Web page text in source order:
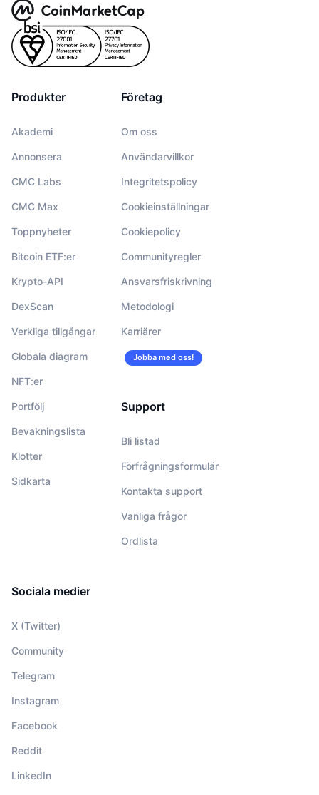
Produkter
Akademi
Annonsera
CMC Labs
CMC Max
Toppnyheter
Bitcoin ETF:er
Krypto-API
DexScan
Verkliga tillgångar
Globala diagram
NFT:er
Portfölj
Bevakningslista
Klotter
Sidkarta
Företag
Om oss
Användarvillkor
Integritetspolicy
Cookieinställningar
Cookiepolicy
Communityregler
Ansvarsfriskrivning
Metodologi
Karriärer
Jobba med oss!
Support
Bli listad
Förfrågningsformulär
Kontakta support
Vanliga frågor
Ordlista
Sociala medier
X (Twitter)
Community
Telegram
Instagram
Facebook
Reddit
LinkedIn